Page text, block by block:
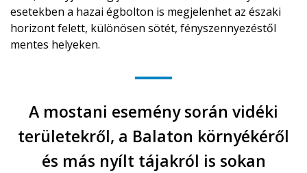
esetekben a hazai égbolton is megjelenhet az északi
horizont felett, különösen sötét, fényszennyezéstől
mentes helyeken.
A mostani esemény során vidéki
területekről, a Balaton környékéről
és más nyílt tájakról is sokan